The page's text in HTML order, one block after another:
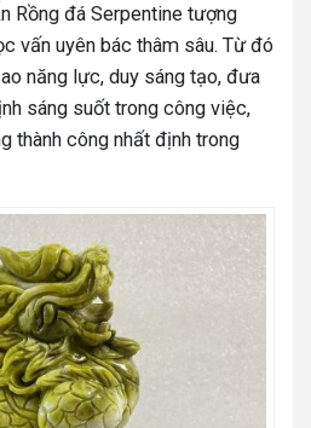
Rồng đá Serpentine tượng
vấn uyên bác thâm sâu. Từ đó
năng lực, duy sáng tạo, đưa
sáng suốt trong công việc,
thành công nhất định trong